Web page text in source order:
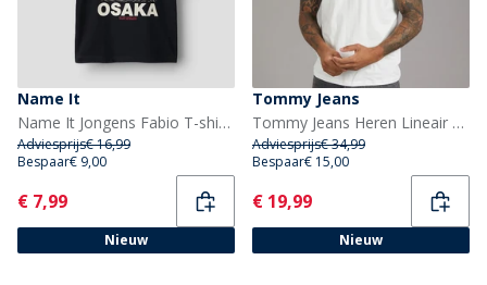
Name It
Name It Jongens Fabio T-shirt Black Beauty
Adviesprijs€ 16,99
Bespaar€ 9,00
Current
€ 7,99
Nieuw
Tommy Jeans
Tommy Jeans Heren Lineair Logo T-shirt Ecru/Bahama Green
Adviesprijs€ 34,99
Bespaar€ 15,00
Current
€ 19,99
Nieuw